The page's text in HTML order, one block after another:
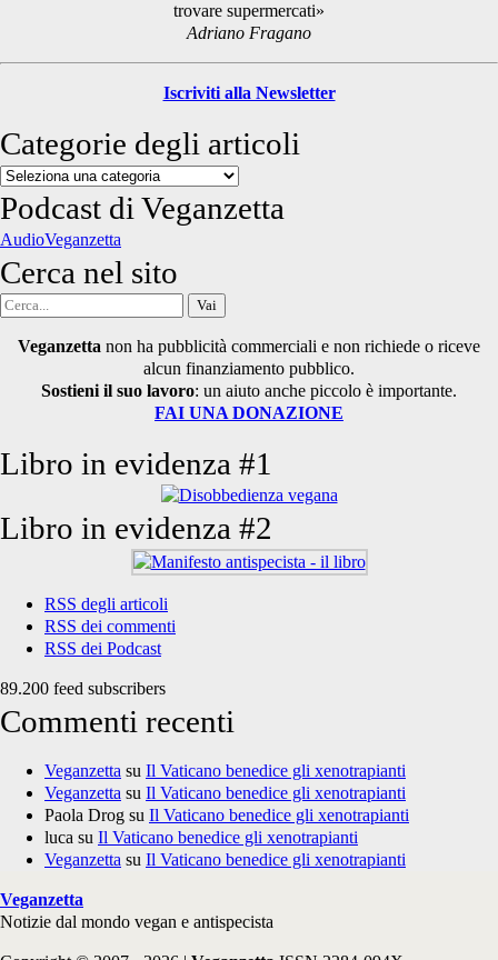
trovare supermercati»
Adriano Fragano
Iscriviti alla Newsletter
Categorie degli articoli
Categorie
degli
articoli
Podcast di Veganzetta
AudioVeganzetta
Cerca nel sito
Cerca
Veganzetta non ha pubblicità commerciali e non richiede o riceve
alcun finanziamento pubblico.
Sostieni il suo lavoro: un aiuto anche piccolo è importante.
FAI UNA DONAZIONE
Libro in evidenza #1
Libro in evidenza #2
RSS degli articoli
RSS dei commenti
RSS dei Podcast
89.200 feed subscribers
Commenti recenti
Veganzetta su Il Vaticano benedice gli xenotrapianti
Veganzetta su Il Vaticano benedice gli xenotrapianti
Paola Drog su Il Vaticano benedice gli xenotrapianti
luca su Il Vaticano benedice gli xenotrapianti
Veganzetta su Il Vaticano benedice gli xenotrapianti
Veganzetta
Notizie dal mondo vegan e antispecista